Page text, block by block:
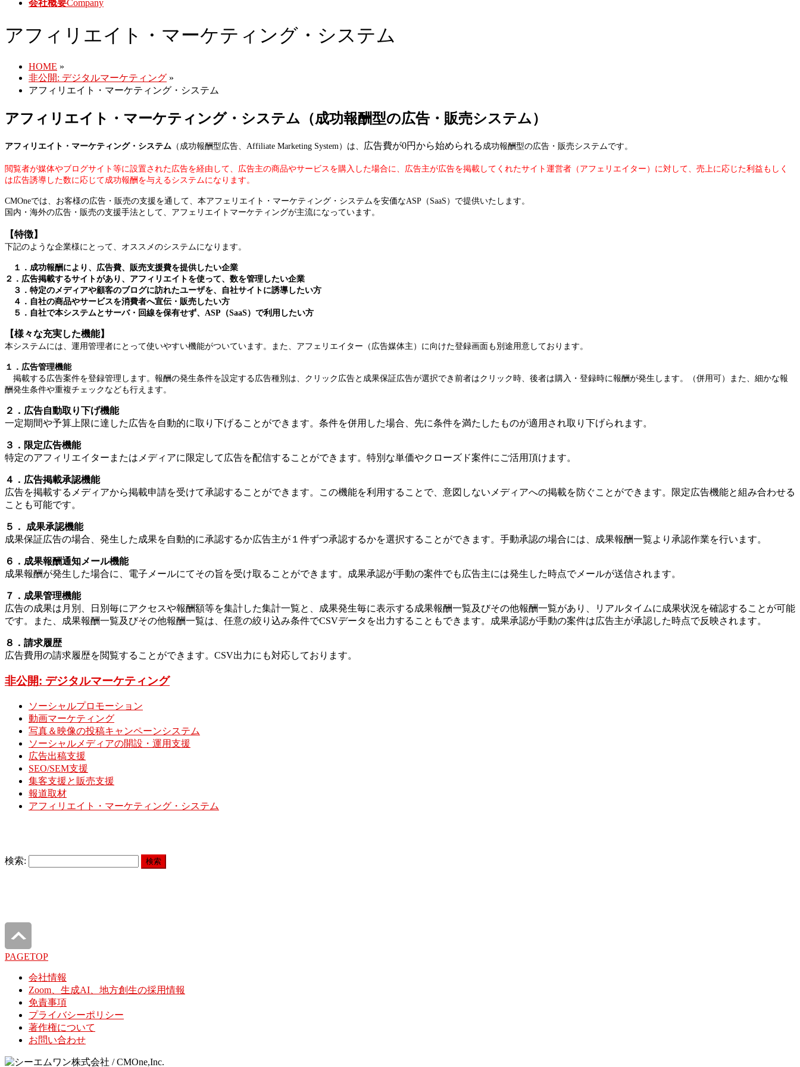
会社概要Company
アフィリエイト・マーケティング・システム
HOME »
非公開: デジタルマーケティング »
アフィリエイト・マーケティング・システム
アフィリエイト・マーケティング・システム（成功報酬型の広告・販売システム）
アフィリエイト・マーケティング・システム （成功報酬型広告、Affiliate Marketing System）は、 広告費が0円から始められる 成功報酬型の広告・販売システムです。
閲覧者が媒体やブログサイト等に設置された広告を経由して、広告主の商品やサービスを購入した場合に、広告主が広告を掲載してくれたサイト運営者（アフェリエイター）に対して、売上に応じた利益もしく
は広告誘導した数に応じて成功報酬を与えるシステムになります。
CMOneでは、お客様の広告・販売の支援を通して、本アフェリエイト・マーケティング・システムを安価なASP（SaaS）で提供いたします。
国内・海外の広告・販売の支援手法として、アフェリエイトマーケティングが主流になっています。
【特徴】
下記のような企業様にとって、オススメのシステムになります。
１．成功報酬により、広告費、販売支援費を提供したい企業
２．広告掲載するサイトがあり、アフィリエイトを使って、数を管理したい企業
３．特定のメディアや顧客のブログに訪れたユーザを、自社サイトに誘導したい方
４．自社の商品やサービスを消費者へ宣伝・販売したい方
５．自社で本システムとサーバ・回線を保有せず、ASP（SaaS）で利用したい方
【様々な充実した機能】
本システムには、運用管理者にとって使いやすい機能がついています。また、アフェリエイター（広告媒体主）に向けた登録画面も別途用意しております。
１．広告管理機能
掲載する広告案件を登録管理します。報酬の発生条件を設定する広告種別は、クリック広告と成果保証広告が選択でき前者はクリック時、後者は購入・登録時に報酬が発生します。（併用可）また、細かな報
酬発生条件や重複チェックなども行えます。
２．広告自動取り下げ機能
一定期間や予算上限に達した広告を自動的に取り下げることができます。条件を併用した場合、先に条件を満たしたものが適用され取り下げられます。
３．限定広告機能
特定のアフィリエイターまたはメディアに限定して広告を配信することができます。特別な単価やクローズド案件にご活用頂けます。
４．広告掲載承認機能
広告を掲載するメディアから掲載申請を受けて承認することができます。この機能を利用することで、意図しないメディアへの掲載を防ぐことができます。限定広告機能と組み合わせる
ことも可能です。
５． 成果承認機能
成果保証広告の場合、発生した成果を自動的に承認するか広告主が１件ずつ承認するかを選択することができます。手動承認の場合には、成果報酬一覧より承認作業を行います。
６．成果報酬通知メール機能
成果報酬が発生した場合に、電子メールにてその旨を受け取ることができます。成果承認が手動の案件でも広告主には発生した時点でメールが送信されます。
７．成果管理機能
広告の成果は月別、日別毎にアクセスや報酬額等を集計した集計一覧と、成果発生毎に表示する成果報酬一覧及びその他報酬一覧があり、リアルタイムに成果状況を確認することが可能
です。また、成果報酬一覧及びその他報酬一覧は、任意の絞り込み条件でCSVデータを出力することもできます。成果承認が手動の案件は広告主が承認した時点で反映されます。
８．請求履歴
広告費用の請求履歴を閲覧することができます。CSV出力にも対応しております。
非公開: デジタルマーケティング
ソーシャルプロモーション
動画マーケティング
写真＆映像の投稿キャンペーンシステム
ソーシャルメディアの開設・運用支援
広告出稿支援
SEO/SEM支援
集客支援と販売支援
報道取材
アフィリエイト・マーケティング・システム
検索:
PAGETOP
会社情報
Zoom、生成AI、地方創生の採用情報
免責事項
プライバシーポリシー
著作権について
お問い合わせ